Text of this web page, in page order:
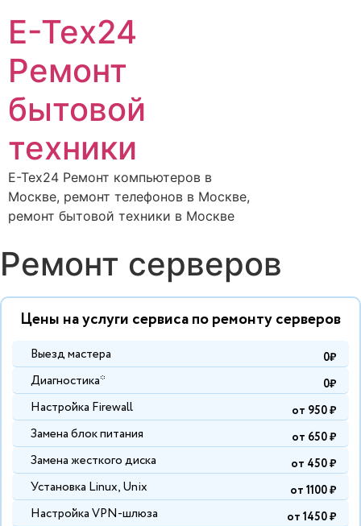
E-Tex24
Ремонт
бытовой
техники
E-Tex24 Ремонт компьютеров в
Москве, ремонт телефонов в Москве,
ремонт бытовой техники в Москве
Ремонт серверов
Цены на услуги сервиса по ремонту серверов
Выезд мастера 0₽
Диагностика* 0₽
Настройка Firewall от 950 ₽
Замена блок питания от 650 ₽
Замена жесткого диска от 450 ₽
Установка Linux, Unix от 1100 ₽
Настройка VPN-шлюза от 1450 ₽